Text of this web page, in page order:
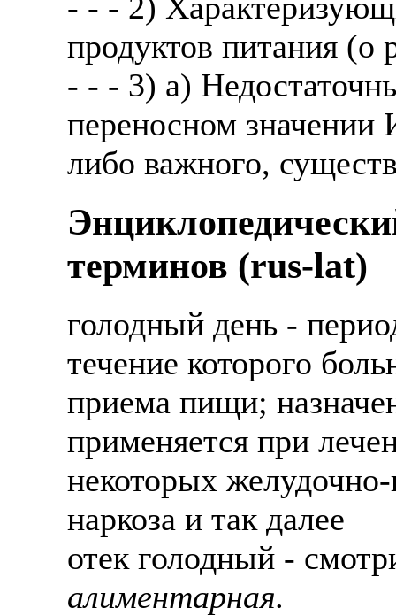
продуктов питания (о
- - - 3) а)
переносном
либо важного,
терминов (rus-lat)
голодный день -
течение которого
приема пищи;
применяется при
некоторых
наркоза и так далее
отек голодный -
алиментарная.